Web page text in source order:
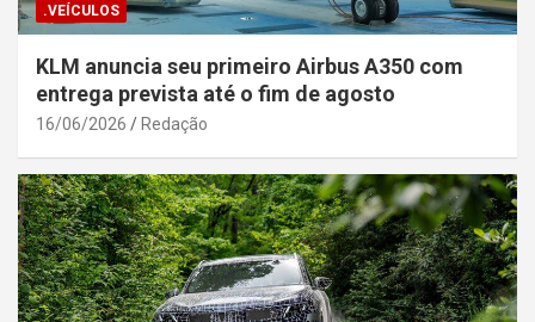
.VEÍCULOS
KLM anuncia seu primeiro Airbus A350 com
entrega prevista até o fim de agosto
16/06/2026 Redação